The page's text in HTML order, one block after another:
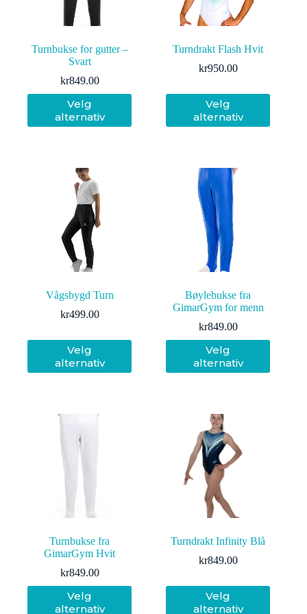
Turnbukse for gutter –
Svart
kr849.00
Velg
alternativ
Dette
produktet
har
kan
velges
på
produktsiden
Turndrakt Flash Hvit
kr950.00
Velg
alternativ
Dette
produktet
har
kan
velges
på
produktsiden
Vågsbygd Turn
kr499.00
Velg
alternativ
Dette
produktet
har
velges
på
produktsiden
Bøylebukse fra
GimarGym for menn
kr849.00
Velg
alternativ
Dette
produktet
har
kan
velges
på
produktsiden
Turnbukse fra
GimarGym Hvit
kr849.00
Velg
alternativ
Dette
produktet
Turndrakt Infinity Blå
kr849.00
Velg
alternativ
Dette
produktet